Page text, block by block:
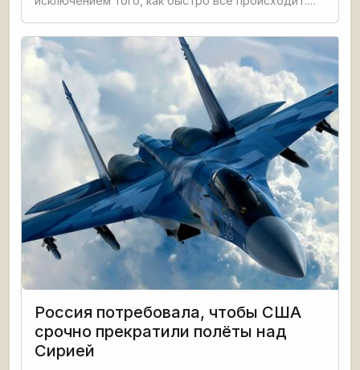
когда администрация Буша приняла злополучное
решение вторгнуться в
Россия потребовала, чтобы США
срочно прекратили полёты над
Сирией